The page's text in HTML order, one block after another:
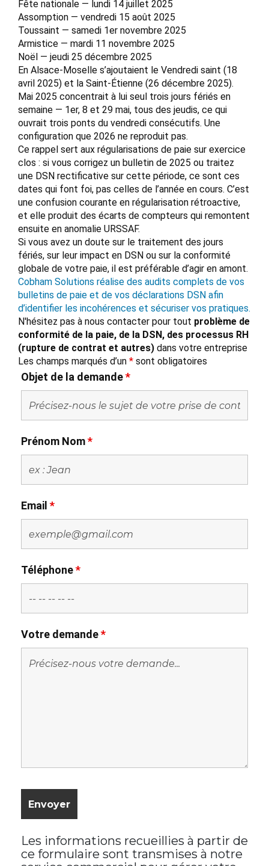
Fête nationale — lundi 14 juillet 2025
Assomption — vendredi 15 août 2025
Toussaint — samedi 1er novembre 2025
Armistice — mardi 11 novembre 2025
Noël — jeudi 25 décembre 2025
En Alsace-Moselle s’ajoutaient le Vendredi saint (18
avril 2025) et la Saint-Étienne (26 décembre 2025).
Mai 2025 concentrait à lui seul trois jours fériés en
semaine — 1er, 8 et 29 mai, tous des jeudis, ce qui
ouvrait trois ponts du vendredi consécutifs. Une
configuration que 2026 ne reproduit pas.
Ce rappel sert aux régularisations de paie sur exercice
clos : si vous corrigez un bulletin de 2025 ou traitez
une DSN rectificative sur cette période, ce sont ces
dates qui font foi, pas celles de l’année en cours. C’est
une confusion courante en régularisation rétroactive,
et elle produit des écarts de compteurs qui remontent
ensuite en anomalie URSSAF.
Si vous avez un doute sur le traitement des jours
fériés, sur leur impact en DSN ou sur la conformité
globale de votre paie, il est préférable d’agir en amont.
Cobham Solutions réalise des audits complets de vos
bulletins de paie et de vos déclarations DSN afin
d’identifier les incohérences et sécuriser vos pratiques.
N'hésitez pas à nous contacter pour tout problème de
conformité de la paie, de la DSN, des processus RH
(rupture de contrat et autres) dans votre entreprise
Les champs marqués d’un * sont obligatoires
Objet de la demande*
Prénom Nom*
Email *
Téléphone*
Votre demande*
Les informations recueillies à partir de
ce formulaire sont transmises à notre